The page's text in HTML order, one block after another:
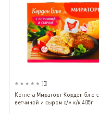
(0)
Котлета Мираторг Кордон блю с
ветчиной и сыром с/м к/к 405г